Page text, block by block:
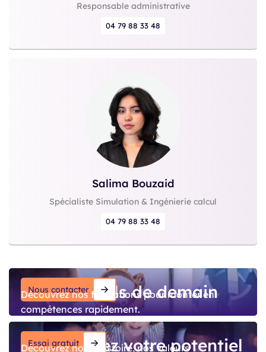
Responsable administrative
04 79 88 33 48
Salima Bouzaid
Spécialiste Simulation & Ingénierie calcul
04 79 88 33 48
Vos outils de demain
Nous contacter
Développez votre potentiel
Découvrez nos formations pour monter en
compétences rapidement.
Essai gratuit
Découvrez notre histoire, nos valeurs